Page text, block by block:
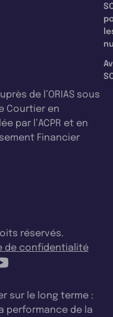
de l’ORIAS sous
Courtier en
par l’ACPR et en
Financier
réservés.
de confidentialité
sur le long terme :
performance de la